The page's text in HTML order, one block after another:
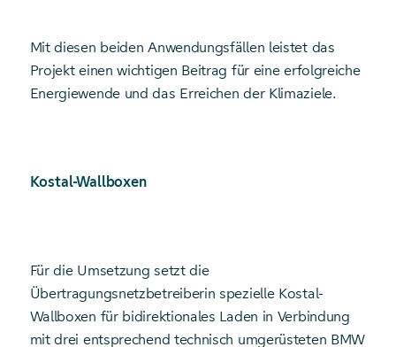
Mit diesen beiden Anwendungsfällen leistet das
Projekt einen wichtigen Beitrag für eine erfolgreiche
Energiewende und das Erreichen der Klimaziele.
Kostal-Wallboxen
Für die Umsetzung setzt die
Übertragungsnetzbetreiberin spezielle Kostal-
Wallboxen für bidirektionales Laden in Verbindung
mit drei entsprechend technisch umgerüsteten BMW